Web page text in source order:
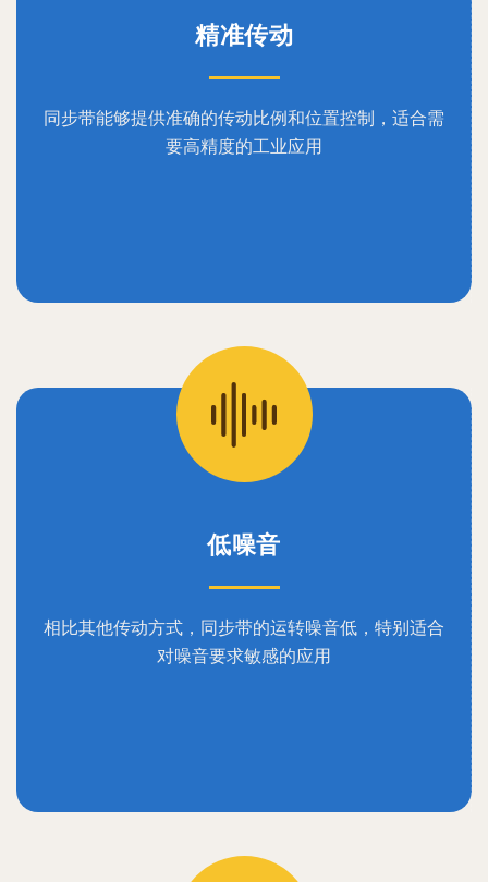
精准传动
同步带能够提供准确的传动比例和位置控制，适合需
要高精度的工业应用
低噪音
相比其他传动方式，同步带的运转噪音低，特别适合
对噪音要求敏感的应用